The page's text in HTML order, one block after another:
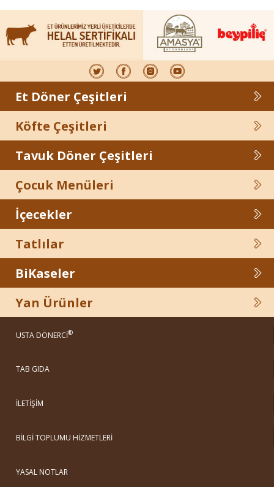
Et Döner Çeşitleri
Köfte Çeşitleri
Tavuk Döner Çeşitleri
Çocuk Menüleri
İçecekler
Tatlılar
BiKaseler
Yan Ürünler
USTA DÖNERCİ®
TAB GIDA
İLETİŞİM
BİLGİ TOPLUMU HİZMETLERİ
YASAL NOTLAR